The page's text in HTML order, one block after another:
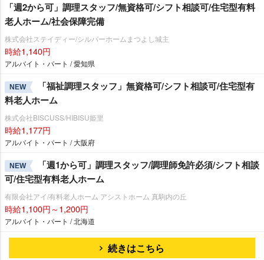
「週2から可」調理スタッフ/無資格可/シフト相談可/住宅型有料
老人ホーム/社会保障完備
株式会社ステイディー/シルバーホームまつよし城主
時給1,140円
アルバイト・パート / 愛知県
NEW
「福祉調理スタッフ」無資格可/シフト相談可/住宅型有
料老人ホーム
株式会社BISCUSS/HIBISU姫里
時給1,177円
アルバイト・パート / 大阪府
NEW
「週1から可」調理スタッフ/調理師免許必須/シフト相談
可/住宅型有料老人ホーム
有限会社アイ/有料老人ホーム アシストホーム 真駒内の丘
時給1,100円～1,200円
アルバイト・パート / 北海道
続きはこちら